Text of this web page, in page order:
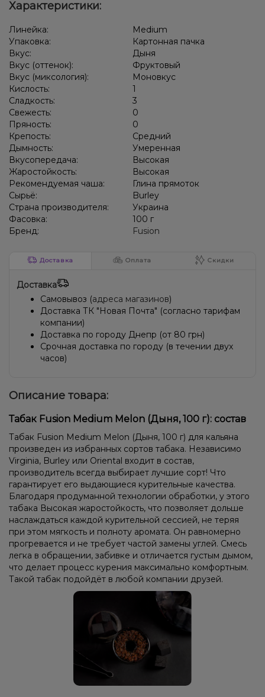
Вишня/Черешня, Ежевика, Лёд/Холодок
Виноград, Лёд/Холодок, Ягоды Арбуз, Дыня, Лёд/Холодок
Киви, Лёд/Холодок, Лимон, Черника/Голубика
Грейпфрут, Клубника, Малина Конфеты, Мультифрукт
Характеристики:
Линейка:
Medium
Упаковка:
Картонная пачка
Вкус:
Дыня
Вкус (оттенок):
Фруктовый
Вкус (миксология):
Моновкус
Кислость:
1
Сладкость:
3
Свежесть:
0
Пряность:
0
Крепость:
Средний
Дымность:
Умеренная
Вкусопередача:
Высокая
Жаростойкость:
Высокая
Рекомендуемая чаша:
Глина прямоток
Сырьё:
Burley
Страна производителя:
Украина
Фасовка:
100 г
Бренд:
Fusion
Доставка Оплата Скидки
Доставка
Самовывоз (адреса магазинов)
Доставка ТК "Новая Почта" (согласно тарифам
компании)
Доставка по городу Днепр (от 80 грн)
Срочная доставка по городу (в течении двух
часов)
Описание товара:
Табак Fusion Medium Melon (Дыня, 100 г): состав
Табак Fusion Medium Melon (Дыня, 100 г) для кальяна
произведен из избранных сортов табака. Независимо
Virginia, Burley или Oriental входит в состав,
производитель всегда выбирает лучшие сорт! Что
гарантирует его выдающиеся курительные качества.
Благодаря продуманной технологии обработки, у этого
табака Высокая жаростойкость, что позволяет дольше
наслаждаться каждой курительной сессией, не теряя
при этом мягкость и полноту аромата. Он равномерно
прогревается и не требует частой замены углей. Смесь
легка в обращении, забивке и отличается густым дымом,
что делает процесс курения максимально комфортным.
Такой табак подойдёт в любой компании друзей.